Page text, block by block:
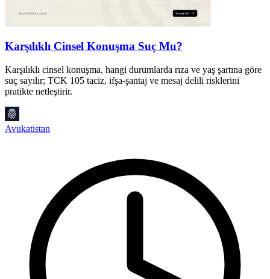
Karşılıklı Cinsel Konuşma Suç Mu?
Karşılıklı cinsel konuşma, hangi durumlarda rıza ve yaş şartına göre
suç sayılır; TCK 105 taciz, ifşa-şantaj ve mesaj delili risklerini
pratikte netleştirir.
Avukatistan